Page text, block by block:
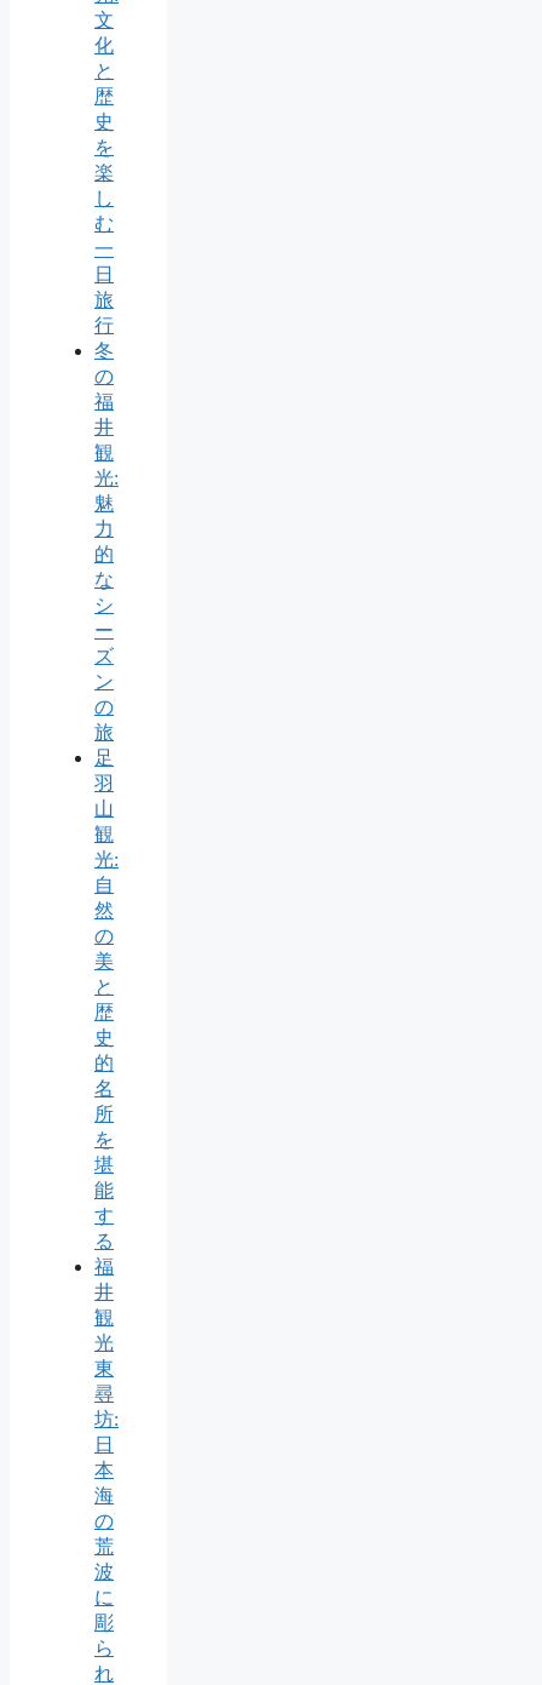
文
化
と
歴
史
を
楽
し
む
一
日
旅
行
冬
の
福
井
観
光:
魅
力
的
な
シ
ー
ズ
ン
の
旅
足
羽
山
観
光:
自
然
の
美
と
歴
史
的
名
所
を
堪
能
す
る
福
井
観
光
東
尋
坊:
日
本
海
の
荒
波
に
彫
ら
れ